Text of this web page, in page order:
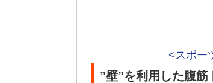
<スポー
”壁”を利用した腹筋